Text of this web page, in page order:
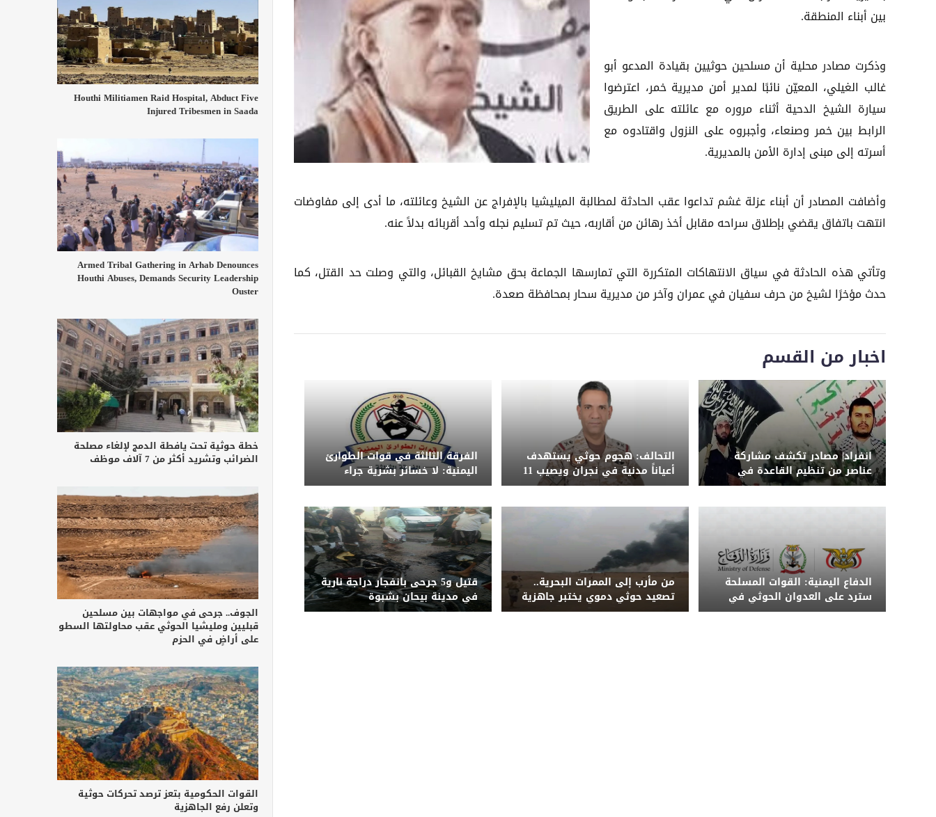
بين أبناء المنطقة.
وذكرت مصادر محلية أن مسلحين حوثيين بقيادة المدعو أبو
غالب الغيلي، المعيّن نائبًا لمدير أمن مديرية خمر، اعترضوا
سيارة الشيخ الدحية أثناء مروره مع عائلته على الطريق
الرابط بين خمر وصنعاء، وأجبروه على النزول واقتادوه مع
أسرته إلى مبنى إدارة الأمن بالمديرية.
وأضافت المصادر أن أبناء عزلة غشم تداعوا عقب الحادثة لمطالبة الميليشيا بالإفراج عن الشيخ وعائلته، ما أدى إلى مفاوضات
انتهت باتفاق يقضي بإطلاق سراحه مقابل أخذ رهائن من أقاربه، حيث تم تسليم نجله وأحد أقربائه بدلاً عنه.
وتأتي هذه الحادثة في سياق الانتهاكات المتكررة التي تمارسها الجماعة بحق مشايخ القبائل، والتي وصلت حد القتل، كما
حدث مؤخرًا لشيخ من حرف سفيان في عمران وآخر من مديرية سحار بمحافظة صعدة.
اخبار من القسم
انفراد| مصادر تكشف مشاركة
عناصر من تنظيم القاعدة في
الهجوم الحوثي على معسكر
التحالف: هجوم حوثي يستهدف
أعياناً مدنية في نجران ويصيب 11
مدنياً بينهم امرأة وطفل
الفرقة الثالثة في قوات الطوارئ
اليمنية: لا خسائر بشرية جراء
الضربة ونحذر من تداول الشائعات
الدفاع اليمنية: القوات المسلحة
سترد على العدوان الحوثي في
الزمان والمكان المناسبين
من مأرب إلى الممرات البحرية..
تصعيد حوثي دموي يختبر جاهزية
الحكومة اليمنية
قتيل و5 جرحى بانفجار دراجة نارية
في مدينة بيحان بشبوة
Houthi Militiamen Raid Hospital, Abduct Five
Injured Tribesmen in Saada
Armed Tribal Gathering in Arhab Denounces
Houthi Abuses, Demands Security Leadership
Ouster
خطة حوثية تحت يافطة الدمج لإلغاء مصلحة
الضرائب وتشريد أكثر من 7 آلاف موظف
الجوف.. جرحى في مواجهات بين مسلحين
قبليين ومليشيا الحوثي عقب محاولتها السطو
على أراضٍ في الحزم
القوات الحكومية بتعز ترصد تحركات حوثية
وتعلن رفع الجاهزية